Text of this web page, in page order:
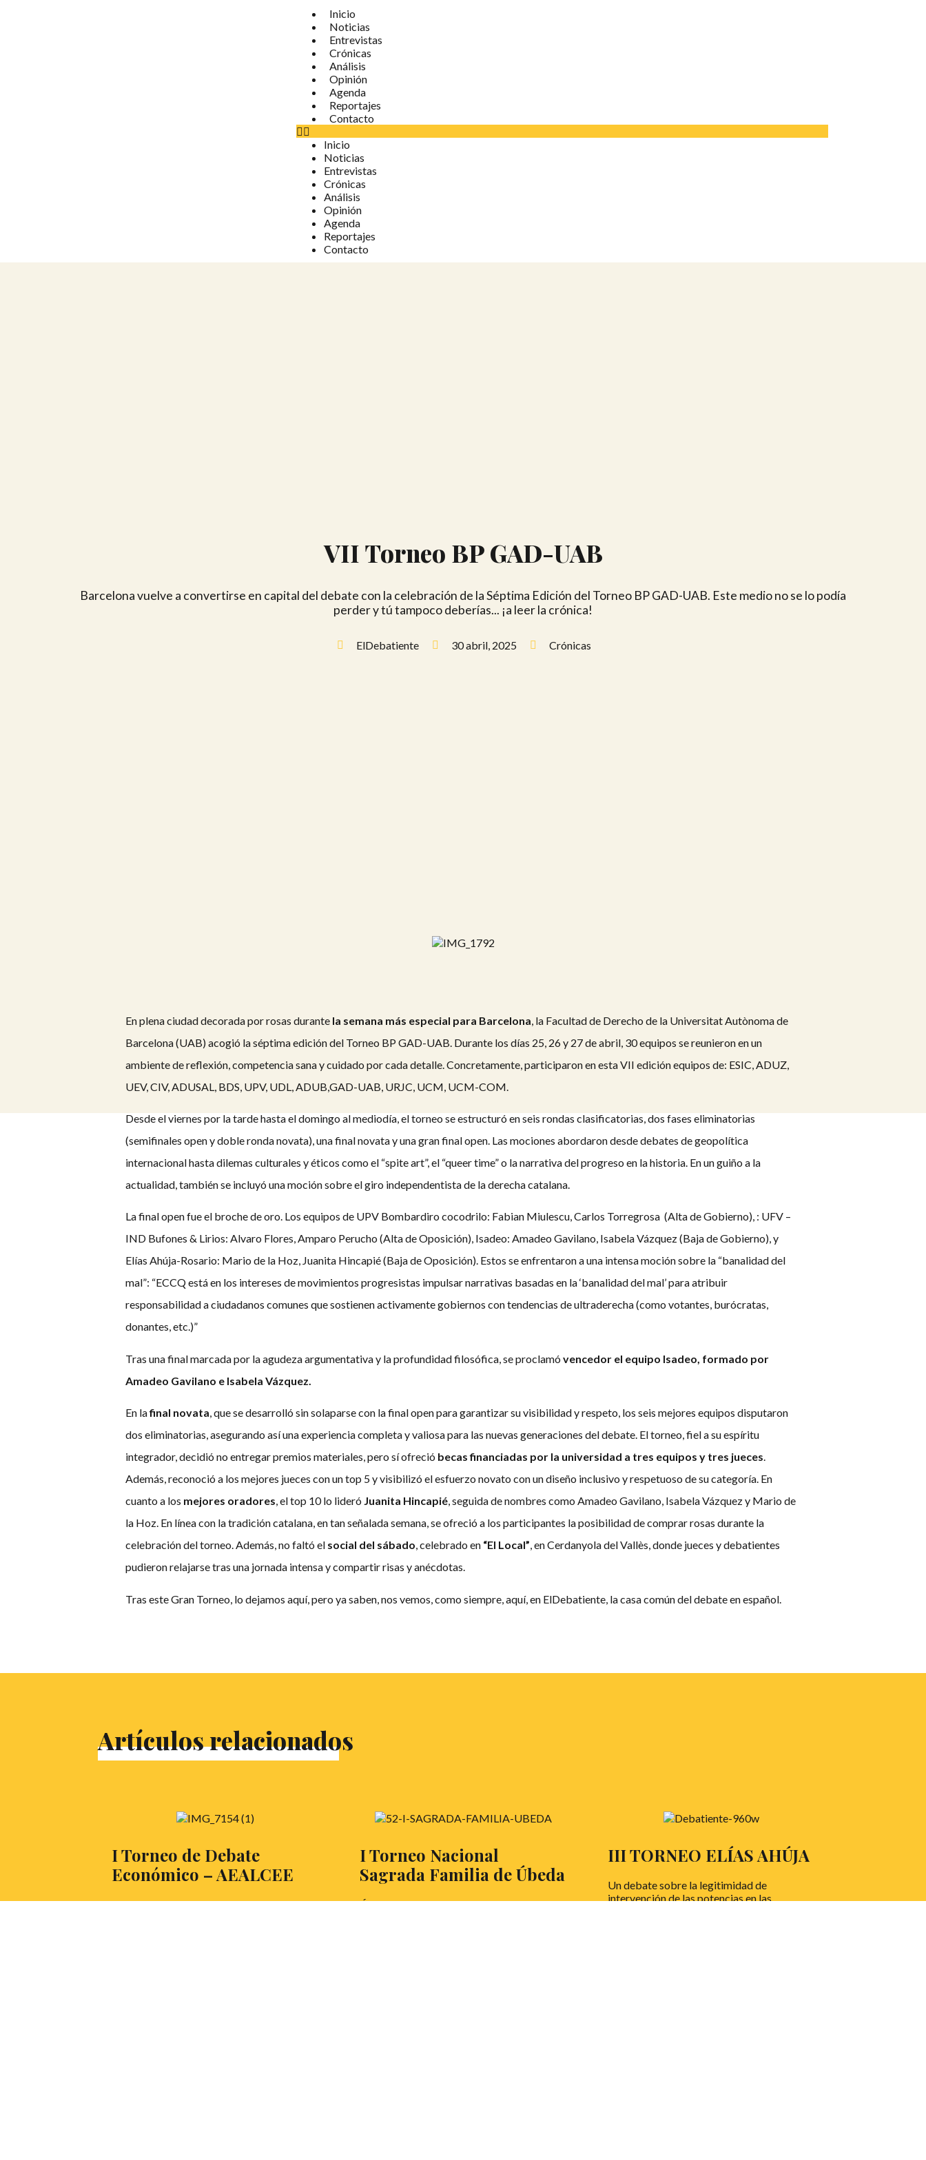
Inicio
Noticias
Entrevistas
Crónicas
Análisis
Opinión
Agenda
Reportajes
Contacto
Inicio
Noticias
Entrevistas
Crónicas
Análisis
Opinión
Agenda
Reportajes
Contacto
VII Torneo BP GAD-UAB
Barcelona vuelve a convertirse en capital del debate con la celebración de la Séptima Edición del Torneo BP GAD-UAB. Este medio no se lo podía
perder y tú tampoco deberías... ¡a leer la crónica!
ElDebatiente 30 abril, 2025 Crónicas
En plena ciudad decorada por rosas durante la semana más especial para Barcelona , la Facultad de Derecho de la Universitat Autònoma de
Barcelona (UAB) acogió la séptima edición del Torneo BP GAD-UAB. Durante los días 25, 26 y 27 de abril, 30 equipos se reunieron en un
ambiente de reflexión, competencia sana y cuidado por cada detalle. Concretamente, participaron en esta VII edición equipos de: ESIC, ADUZ,
UEV, CIV, ADUSAL, BDS, UPV, UDL, ADUB,GAD-UAB, URJC, UCM, UCM-COM.
Desde el viernes por la tarde hasta el domingo al mediodía, el torneo se estructuró en seis rondas clasificatorias, dos fases eliminatorias
(semifinales open y doble ronda novata), una final novata y una gran final open. Las mociones abordaron desde debates de geopolítica
internacional hasta dilemas culturales y éticos como el “spite art”, el “queer time” o la narrativa del progreso en la historia. En un guiño a la
actualidad, también se incluyó una moción sobre el giro independentista de la derecha catalana.
La final open fue el broche de oro. Los equipos de UPV Bombardiro cocodrilo: Fabian Miulescu, Carlos Torregrosa (Alta de Gobierno), : UFV –
IND Bufones & Lirios: Alvaro Flores, Amparo Perucho (Alta de Oposición), Isadeo: Amadeo Gavilano, Isabela Vázquez (Baja de Gobierno), y
Elías Ahúja-Rosario: Mario de la Hoz, Juanita Hincapié (Baja de Oposición). Estos se enfrentaron a una intensa moción sobre la “banalidad del
mal”: “ECCQ está en los intereses de movimientos progresistas impulsar narrativas basadas en la ‘banalidad del mal’ para atribuir
responsabilidad a ciudadanos comunes que sostienen activamente gobiernos con tendencias de ultraderecha (como votantes, burócratas,
donantes, etc.)”
Tras una final marcada por la agudeza argumentativa y la profundidad filosófica, se proclamó vencedor el equipo Isadeo, formado por
Amadeo Gavilano e Isabela Vázquez.
En lafinal novata, que se desarrolló sin solaparse con la final open para garantizar su visibilidad y respeto, los seis mejores equipos disputaron
dos eliminatorias, asegurando así una experiencia completa y valiosa para las nuevas generaciones del debate. El torneo, fiel a su espíritu
integrador, decidió no entregar premios materiales, pero sí ofreció becas financiadas por la universidad a tres equipos y tres jueces.
Además, reconoció a los mejores jueces con un top 5 y visibilizó el esfuerzo novato con un diseño inclusivo y respetuoso de su categoría. En
cuanto a los mejores oradores, el top 10 lo lideró Juanita Hincapié, seguida de nombres como Amadeo Gavilano, Isabela Vázquez y Mario de
la Hoz. En línea con la tradición catalana, en tan señalada semana, se ofreció a los participantes la posibilidad de comprar rosas durante la
celebración del torneo. Además, no faltó el social del sábado, celebrado en “El Local”, en Cerdanyola del Vallès, donde jueces y debatientes
pudieron relajarse tras una jornada intensa y compartir risas y anécdotas.
Tras este Gran Torneo, lo dejamos aquí, pero ya saben, nos vemos, como siempre, aquí, en ElDebatiente, la casa común del debate en español.
Artículos relacionados
I Torneo de Debate
Económico – AEALCEE
A más de uno le gustaría que su situación
I Torneo Nacional
Sagrada Familia de Úbeda
Úbeda recibe a la comunidad debatiente
III TORNEO ELÍAS AHÚJA
Un debate sobre la legitimidad de
intervención de las potencias en las